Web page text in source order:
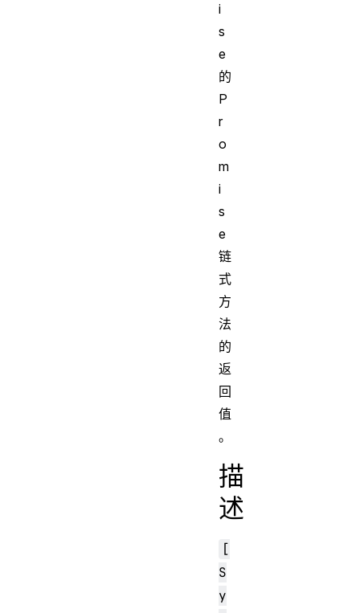
i
s
e
的
P
r
o
m
i
s
e
链
式
方
法
的
返
回
值
。
描
述
[
S
y